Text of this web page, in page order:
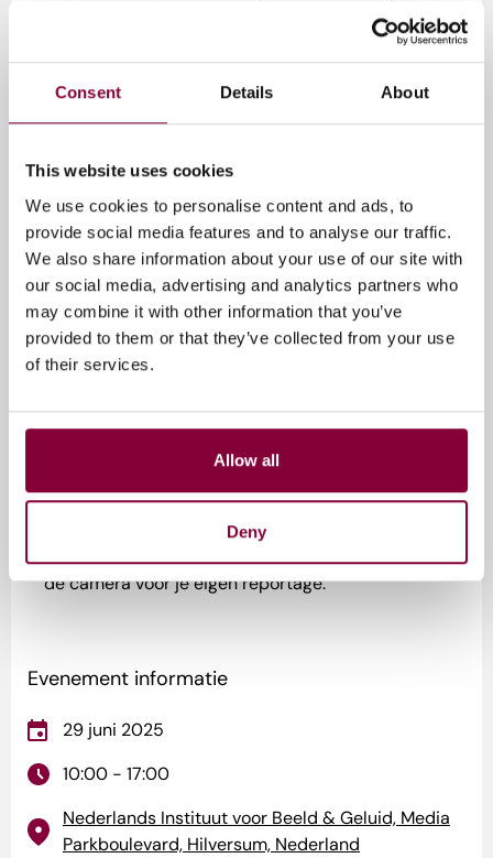
Consent Details About
This website uses cookies
We use cookies to personalise content and ads, to
provide social media features and to analyse our traffic.
We also share information about your use of our site with
our social media, advertising and analytics partners who
may combine it with other information that you’ve
provided to them or that they’ve collected from your use
of their services.
Allow all
Deny
Studio’s
programma’sBar Laaten
Omroep MAX: Bekijk de studio’s van Omroep MAX,
waar o.a. de programma’s MAX
geheugentrainerenMAX vakantieman worden
opgenomen.
ViaPlay: Bekijk de voetbal studio van Viaplay waar
alle voetbalprogramma’s van Viaplay worden
opgenomen.
ZondagenCafé Kockelmannworden opgenomen.
NOS Journaalplein: Op het NOS Journaalplein leer je
alles over het nieuws. Presenteer zelf het weer, leg
verslag van iconische sportfragmenten en bedien
de camera voor je eigen reportage.
Evenement informatie
29 juni 2025
10:00 - 17:00
Nederlands Instituut voor Beeld & Geluid, Media
Parkboulevard, Hilversum, Nederland